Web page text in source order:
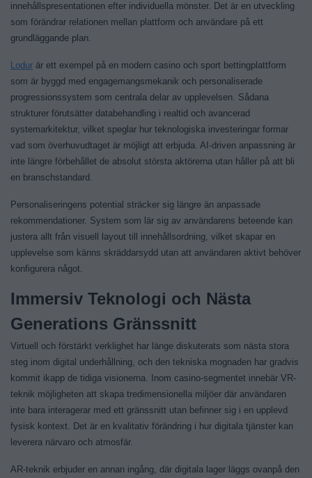
innehållspresentationen efter individuella mönster. Det är en utveckling
som förändrar relationen mellan plattform och användare på ett
grundläggande plan.
Lodur är ett exempel på en modern casino och sport bettingplattform
som är byggd med engagemangsmekanik och personaliserade
progressionssystem som centrala delar av upplevelsen. Sådana
strukturer förutsätter databehandling i realtid och avancerad
systemarkitektur, vilket speglar hur teknologiska investeringar formar
vad som överhuvudtaget är möjligt att erbjuda. AI-driven anpassning är
inte längre förbehållet de absolut största aktörerna utan håller på att bli
en branschstandard.
Personaliseringens potential sträcker sig längre än anpassade
rekommendationer. System som lär sig av användarens beteende kan
justera allt från visuell layout till innehållsordning, vilket skapar en
upplevelse som känns skräddarsydd utan att användaren aktivt behöver
konfigurera något.
Immersiv Teknologi och Nästa
Generations Gränssnitt
Virtuell och förstärkt verklighet har länge diskuterats som nästa stora
steg inom digital underhållning, och den tekniska mognaden har gradvis
kommit ikapp de tidiga visionerna. Inom casino-segmentet innebär VR-
teknik möjligheten att skapa tredimensionella miljöer där användaren
inte bara interagerar med ett gränssnitt utan befinner sig i en upplevd
fysisk kontext. Det är en kvalitativ förändring i hur digitala tjänster kan
leverera närvaro och atmosfär.
AR-teknik erbjuder en annan ingång, där digitala lager läggs ovanpå den